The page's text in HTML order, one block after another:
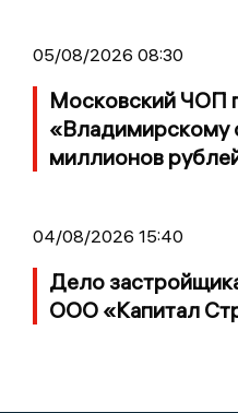
05/08/2026 08:30
Московский ЧОП
«Владимирскому
миллионов
04/08/2026 15:40
Дело
ООО «Капитал